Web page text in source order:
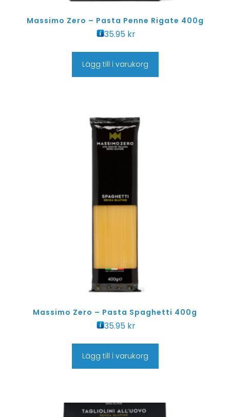
Massimo Zero – Pasta Penne Rigate 400g
35.95 kr
Lägg till i varukorg
Massimo Zero – Pasta Spaghetti 400g
35.95 kr
Lägg till i varukorg